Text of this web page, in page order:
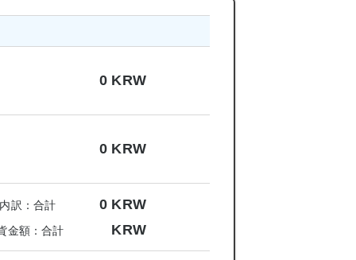
0 KRW
0 KRW
訳：合計 0 KRW
金額：合計 KRW